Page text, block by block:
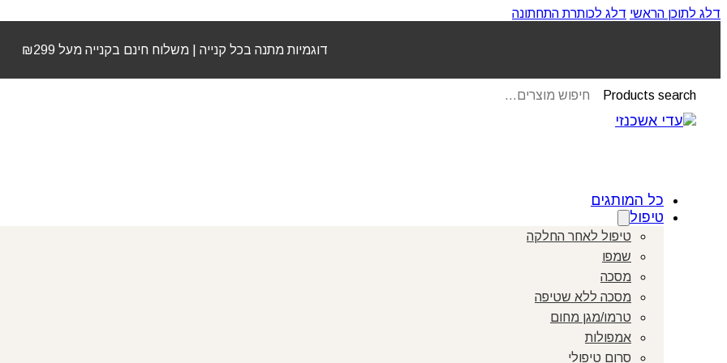
דלג לתוכן הראשי דלג לכותרת התחתונה
דוגמיות מתנה בכל קנייה | משלוח חינם בקנייה מעל ₪299
Products search
כל המותגים
טיפול
טיפול לאחר החלקה
שמפו
מסכה
מסכה ללא שטיפה
טרמו/מגן מחום
אמפולות
סרום טיפולי